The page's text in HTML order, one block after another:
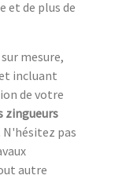
et de plus de
mesure,
incluant
de votre
zingueurs
pas
autre